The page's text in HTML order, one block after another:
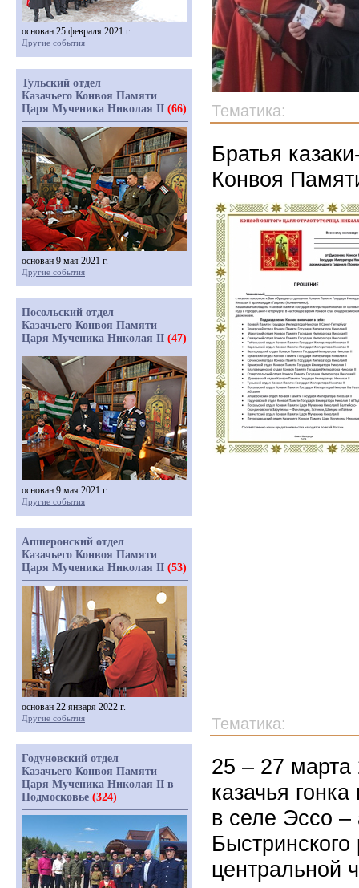
Тематика:
Братья
Конвоя
Тематика:
25 – 27 марта
казачья
в селе Эссо –
центральной
основан 25 февраля 2021 г.
Другие события
Тульский отдел
Казачьего Конвоя Памяти
Царя Мученика Николая II (66)
основан 9 мая 2021 г.
Другие события
Посольский отдел
Казачьего Конвоя Памяти
Царя Мученика Николая II (47)
основан 9 мая 2021 г.
Другие события
Апшеронский отдел
Казачьего Конвоя Памяти
Царя Мученика Николая II (53)
основан 22 января 2022 г.
Другие события
Годуновский отдел
Казачьего Конвоя Памяти
Царя Мученика Николая II в
Подмосковье (324)